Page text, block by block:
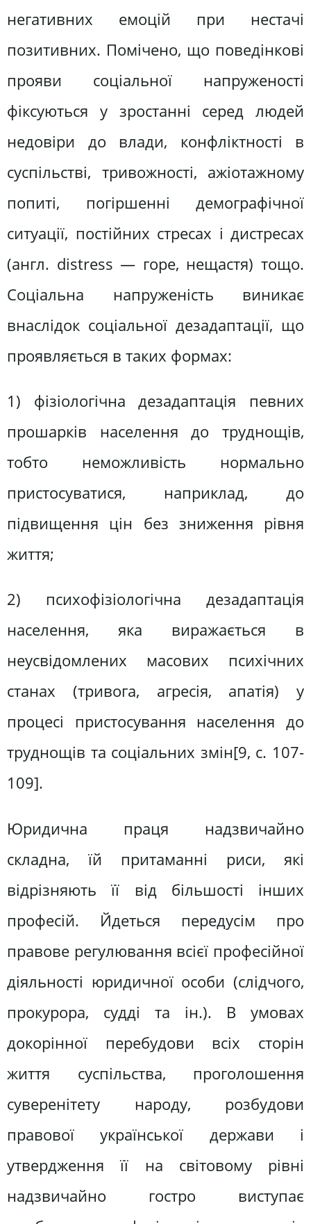
негативних емоцій при нестачі
позитивних. Помічено, що поведінкові
прояви соціальної напруженості
фіксуються у зростанні серед людей
недовіри до влади, конфліктності в
суспільстві, тривожності, ажіотажному
попиті, погіршенні демографічної
ситуації, постійних стресах і дистресах
(англ. distress — горе, нещастя) тощо.
Соціальна напруженість виникає
внаслідок соціальної дезадаптації, що
проявляється в таких формах:
1) фізіологічна дезадаптація певних
прошарків населення до труднощів,
тобто неможливість нормально
пристосуватися, наприклад, до
підвищення цін без зниження рівня
життя;
2) психофізіологічна дезадаптація
населення, яка виражається в
неусвідомлених масових психічних
станах (тривога, агресія, апатія) у
процесі пристосування населення до
труднощів та соціальних змін[9, c. 107-
109].
Юридична праця надзвичайно
складна, їй притаманні риси, які
відрізняють її від більшості інших
професій. Йдеться передусім про
правове регулювання всієї професійної
діяльності юридичної особи (слідчого,
прокурора, судді та ін.). В умовах
докорінної перебудови всіх сторін
життя суспільства, проголошення
суверенітету народу, розбудови
правової української держави і
утвердження її на світовому рівні
надзвичайно гостро виступає